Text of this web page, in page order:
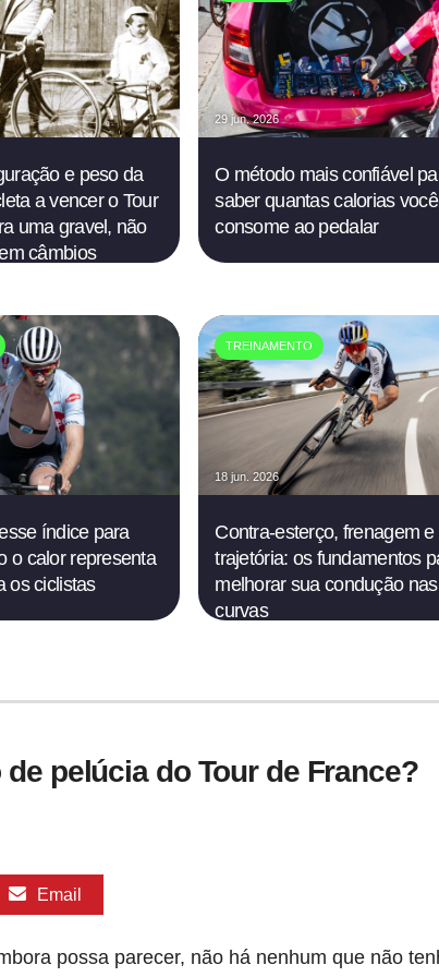
e peso da
a vencer o Tour
uma gravel, não
câmbios
29 jun. 2026
O método mais confiável
saber quantas calorias você
consome ao pedalar
índice para
o calor representa
os ciclistas
TREINAMENTO
18 jun. 2026
Contra-esterço, frenagem e
trajetória: os fundamentos
melhorar sua condução nas
curvas
pelúcia do Tour de France?
Email
possa parecer, não há nenhum que não